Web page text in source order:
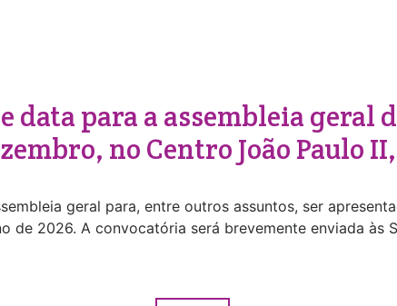
data para a assembleia geral
no Centro João Paulo
geral para, entre outros assuntos, ser
de 2026. A convocatória será brevemente enviada às